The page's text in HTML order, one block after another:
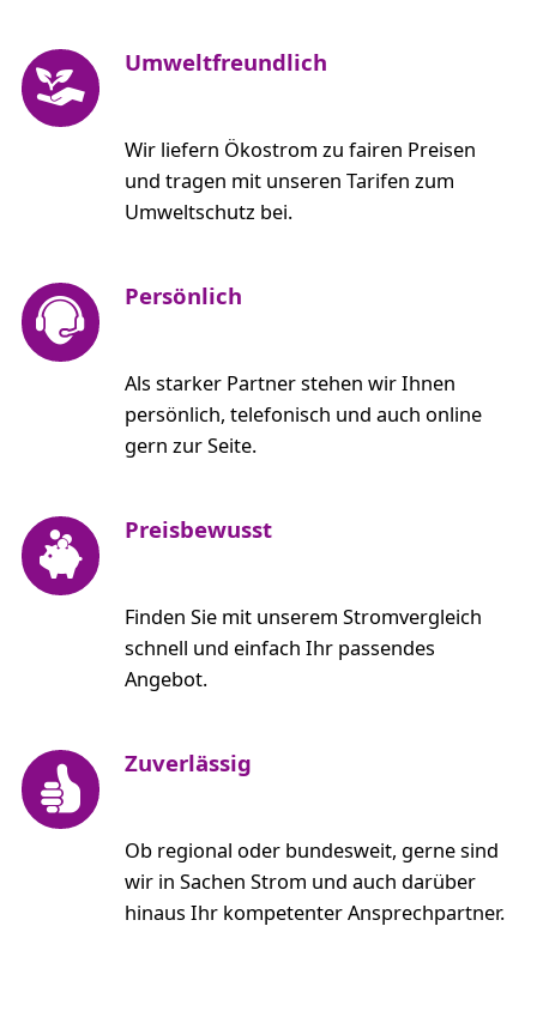
Umweltfreundlich
Wir liefern Ökostrom zu fairen Preisen
und tragen mit unseren Tarifen zum
Umweltschutz bei.
Persönlich
Als starker Partner stehen wir Ihnen
persönlich, telefonisch und auch online
gern zur Seite.
Preisbewusst
Finden Sie mit unserem Stromvergleich
schnell und einfach Ihr passendes
Angebot.
Zuverlässig
Ob regional oder bundesweit, gerne sind
wir in Sachen Strom und auch darüber
hinaus Ihr kompetenter Ansprechpartner.